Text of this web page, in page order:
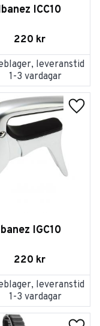
ICC10
220 kr
leveranstid
1-3 vardagar
IGC10
220 kr
leveranstid
1-3 vardagar